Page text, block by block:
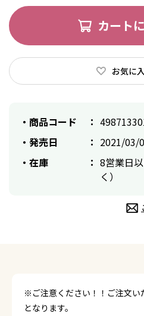
カート
お気に
商品コード
発売日
2021/03/
在庫
8営業日
く）
※ご注意ください！！ご注文い
となります。